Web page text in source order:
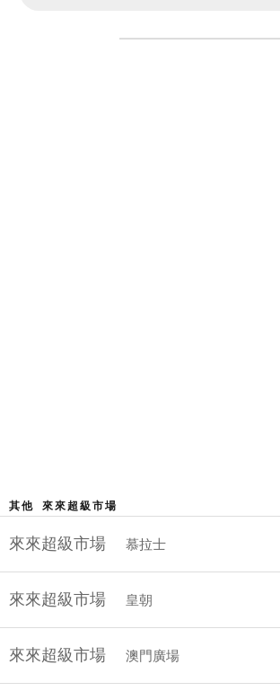
其他 來來超級市場
來來超級市場 慕拉士
來來超級市場 皇朝
來來超級市場 澳門廣場